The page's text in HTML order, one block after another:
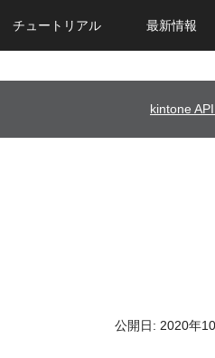
チュートリアル 最新情報
kintone
公開日: 2020年